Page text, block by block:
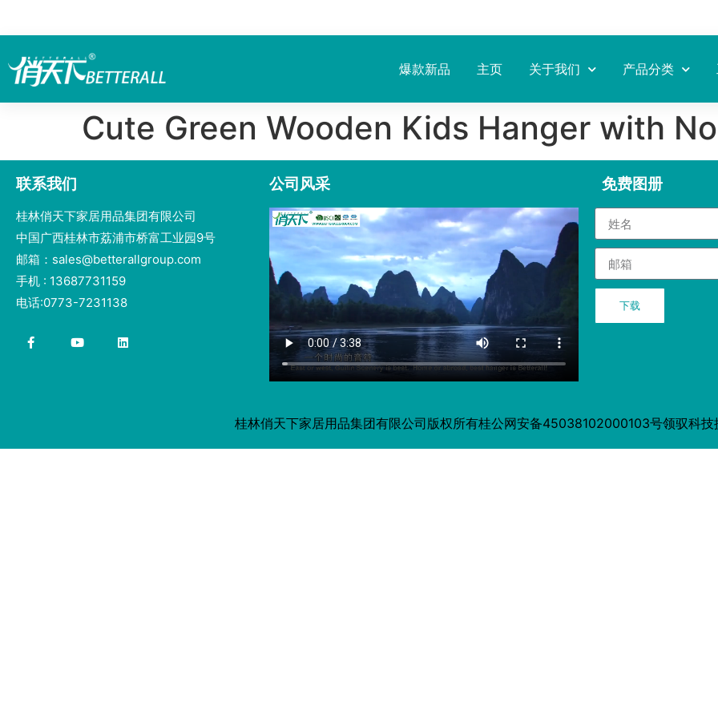
爆款新品 主页 关于我们 产品分类
Cute Green Wooden Kids Hanger with
联系我们
桂林俏天下家居用品集团有限公司
中国广西桂林市荔浦市桥富工业园9号
邮箱：sales@betterallgroup.com
手机 : 13687731159
电话:0773-7231138
公司风采 免费图册
下载
桂林俏天下家居用品集团有限公司版权所有桂公网安备45038102000103号领驭科技